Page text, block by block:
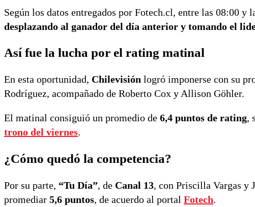
Según los datos entregados por Fotech.cl, entre las 08:00 y
desplazando al ganador del día anterior y tomando el
Así fue la lucha por el rating matinal
En esta oportunidad, Chilevisión logró imponerse con su
Rodríguez, acompañado de Roberto Cox y Allison Göhler.
El matinal consiguió un promedio de 6,4 puntos de rating,
trono del viernes.
¿Cómo quedó la competencia?
Por su parte, “Tu Día”, de Canal 13, con Priscilla Vargas y
promediar 5,6 puntos, de acuerdo al portal Fotech.